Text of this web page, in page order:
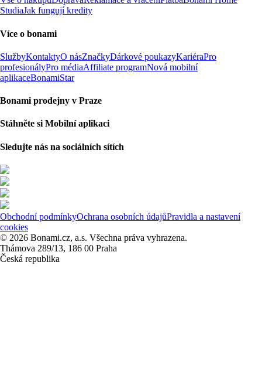
StudiaJak fungují kredity
Více o bonami
SlužbyKontaktyO násZnačkyDárkové poukazyKariéraPro
profesionályPro médiaAffiliate programNová mobilní
aplikaceBonamiStar
Bonami prodejny v Praze
Stáhněte si Mobilní aplikaci
Sledujte nás na sociálních sítích
Obchodní podmínkyOchrana osobních údajůPravidla a nastavení
cookies
© 2026 Bonami.cz, a.s. Všechna práva vyhrazena.
Thámova 289/13, 186 00 Praha
Česká republika